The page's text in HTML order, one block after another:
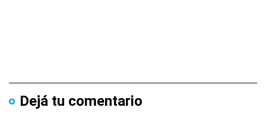
Dejá tu comentario